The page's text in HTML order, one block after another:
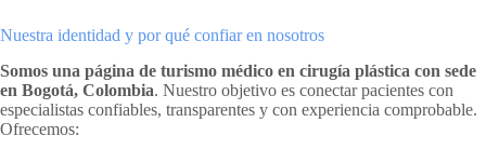
Nuestra identidad y por qué confiar en nosotros
Somos una página de turismo médico en cirugía plástica con sede
en Bogotá, Colombia. Nuestro objetivo es conectar pacientes con
especialistas confiables, transparentes y con experiencia comprobable.
Ofrecemos: